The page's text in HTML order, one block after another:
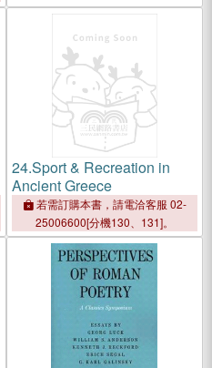
Gold
24.Sport & Recreation in
Ancient Greece
若需訂購本書，請電洽客服 02-
25006600[分機130、131]。